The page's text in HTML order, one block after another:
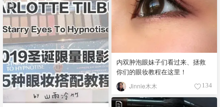
内双肿泡眼妹子们看过来、拯救
你们的眼妆教程在这里！
Jinnie木木 134